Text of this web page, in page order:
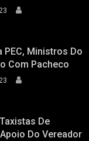
PEC, Ministros Do
Com Pacheco
De
Do Vereador